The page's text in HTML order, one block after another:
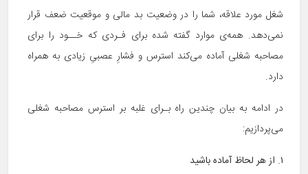
شغل مورد علاقه‌، شما را در وضعیت بد مالی و موقعیت ضعف قرار
نمی‌دهد. همه‌ی موارد گفته شده برای فـردی که خــود را برای
مصاحبه شغلی آماده می‌کند استرس‌ و فشارِ عصبیِ زیادی به همراه
دارد.
در ادامه به بیان چندین راه بـرای غلبه بر استرس مصاحبه شغلی
می‌پردازیم:
۱. از هر لحاظ آماده باشید